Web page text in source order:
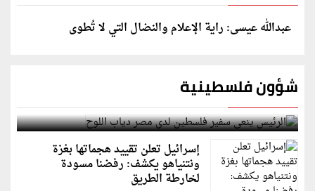
عبدالله عيسى: راية الإعلام والنضال التي لا تُطوى
شؤون فلسطينية
الرئيس ينعى سفير فلسطين لدى مصر دياب اللوح
إسرائيل تعلن تقييد هجماتها بغزة
ونتنياهو يكشف: رفضنا مسودة
لخارطة الطريق